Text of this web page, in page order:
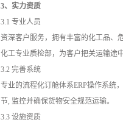
3、实力资质
3.1 专业人员
资深客户服务，拥有丰富的化工品、
化工专业质检部，为客户把关运输途
3.2 完善系统
专业的流程化订舱体系ERP操作系统
节, 监控并确保货物安全规范运输。
3.3 设施资质